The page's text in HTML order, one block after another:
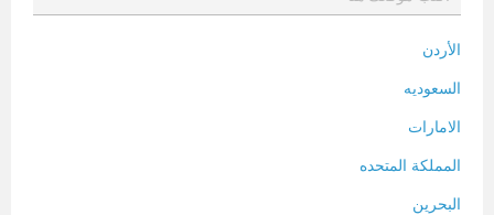
الأردن
السعوديه
الامارات
المملكة المتحده
البحرين